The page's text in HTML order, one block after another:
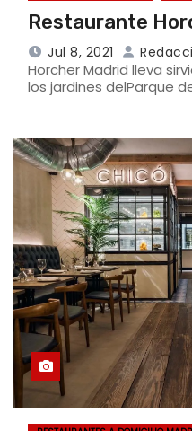
Restaurante
Jul 8, 2021
Horcher Madrid lleva
los jardines delParque